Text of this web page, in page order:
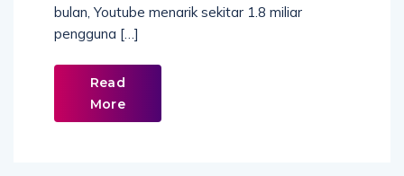
bulan, Youtube menarik sekitar 1.8 miliar
pengguna […]
Read
More